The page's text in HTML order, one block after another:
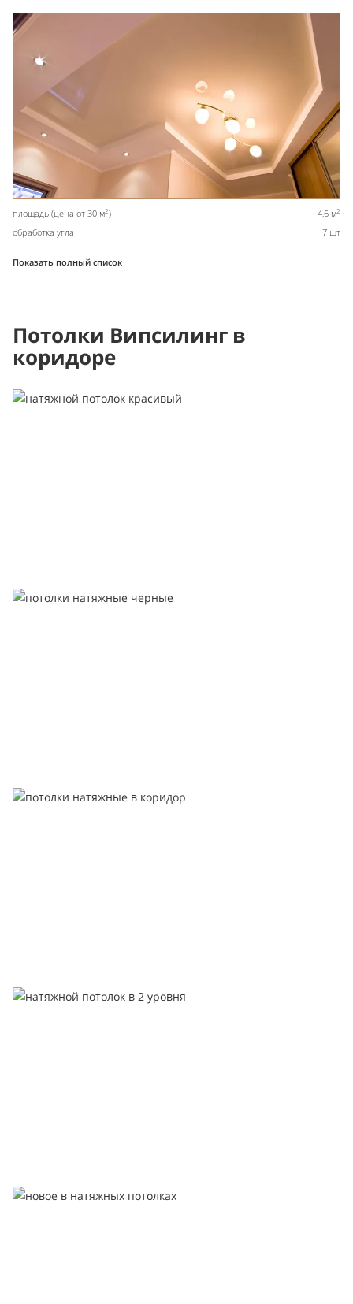
площадь (цена от 30 м2) 4,6 м2
обработка угла 7 шт
Показать полный список
Потолки Випсилинг в
коридоре